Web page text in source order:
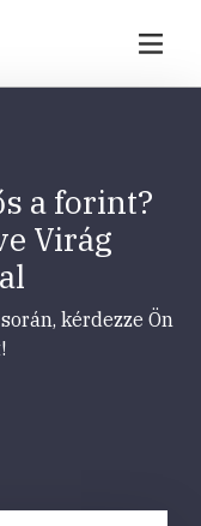
a forint?
Virág
kérdezze Ön